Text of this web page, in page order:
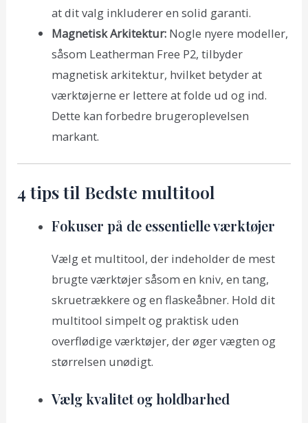
at dit valg inkluderer en solid garanti.
Magnetisk Arkitektur:Nogle nyere modeller,
såsom Leatherman Free P2, tilbyder
magnetisk arkitektur, hvilket betyder at
værktøjerne er lettere at folde ud og ind.
Dette kan forbedre brugeroplevelsen
markant.
4 tips til Bedste multitool
Fokuser på de essentielle værktøjer
Vælg et multitool, der indeholder de mest
brugte værktøjer såsom en kniv, en tang,
skruetrækkere og en flaskeåbner. Hold dit
multitool simpelt og praktisk uden
overflødige værktøjer, der øger vægten og
størrelsen unødigt.
Vælg kvalitet og holdbarhed